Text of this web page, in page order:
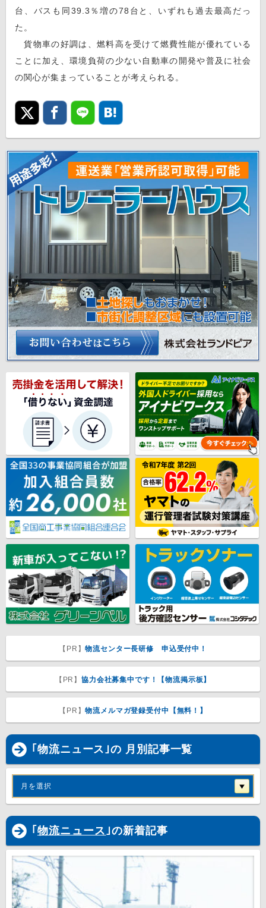
台、バスも同39.3％増の78台と、いずれも過去最高だっ
た。
貨物車の好調は、燃料高を受けて燃費性能が優れている
ことに加え、環境負荷の少ない自動車の開発や普及に社会
の関心が集まっていることが考えられる。
【PR】物流センター長研修 申込受付中！
【PR】協力会社募集中です！【物流掲示板】
【PR】物流メルマガ登録受付中【無料！】
｢物流ニュース｣の 月別記事一覧
月を選択
｢ 物流ニュース｣の新着記事